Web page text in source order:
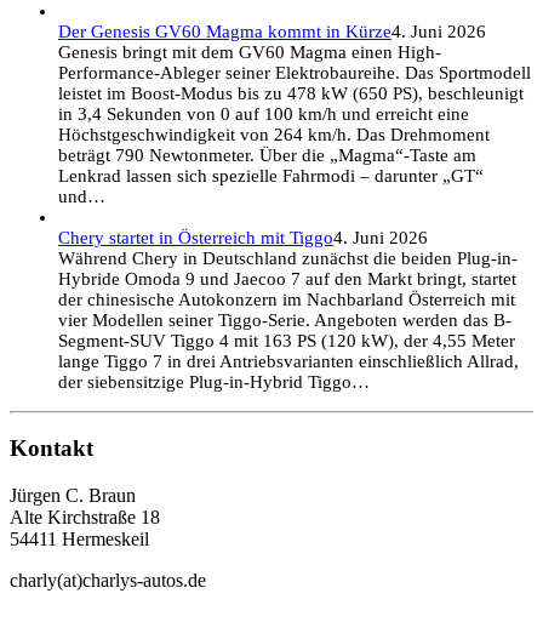
Der Genesis GV60 Magma kommt in Kürze4. Juni 2026
Genesis bringt mit dem GV60 Magma einen High-
Performance-Ableger seiner Elektrobaureihe. Das Sportmodell
leistet im Boost-Modus bis zu 478 kW (650 PS), beschleunigt
in 3,4 Sekunden von 0 auf 100 km/h und erreicht eine
Höchstgeschwindigkeit von 264 km/h. Das Drehmoment
beträgt 790 Newtonmeter. Über die „Magma“-Taste am
Lenkrad lassen sich spezielle Fahrmodi – darunter „GT“
und…
Chery startet in Österreich mit Tiggo4. Juni 2026
Während Chery in Deutschland zunächst die beiden Plug-in-
Hybride Omoda 9 und Jaecoo 7 auf den Markt bringt, startet
der chinesische Autokonzern im Nachbarland Österreich mit
vier Modellen seiner Tiggo-Serie. Angeboten werden das B-
Segment-SUV Tiggo 4 mit 163 PS (120 kW), der 4,55 Meter
lange Tiggo 7 in drei Antriebsvarianten einschließlich Allrad,
der siebensitzige Plug-in-Hybrid Tiggo…
Kontakt
Jürgen C. Braun
Alte Kirchstraße 18
54411 Hermeskeil
charly(at)charlys-autos.de